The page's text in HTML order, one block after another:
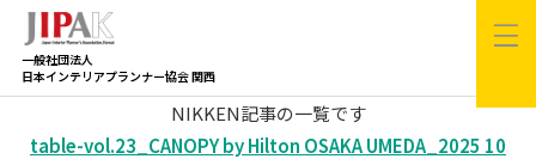
一般社団法人
日本インテリアプランナー協会 関西
NIKKEN記事の一覧です
table-vol.23_CANOPY by Hilton OSAKA UMEDA_2025 10